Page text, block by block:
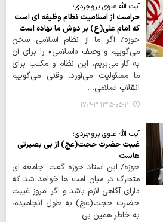
آیت الله علوی بروجردی؛
حراست از اسلامیت نظام وظیفه ای است
که امام علی(ع) بر دوش ما نهاده است
حوزه/ اگر ما از نظام اسلامی سخن
می‌گوییم و وصف «اسلامی» را برای آن
به کار می‌بریم، این نظام و مکتب برای
ما مسئولیت می‌آورد. وقتی می‌گوییم
انقلاب اسلامی…
۱۳۹۵-۰۵-۱۲ ۱۷:۴۳
آیت الله علوی بروجردی؛
غیبت حضرت حجت(عج) از بی بصیرتی
هاست
حوزه/ این استاد حوزه گفت: جامعه ای
متحرک در میان امت ها خواهد شد که
دارای آگاهی لازم باشد و اگر امروز غیبت
حضرت حجت(عج) به طول انجامیده،
به خاطر همین بی…